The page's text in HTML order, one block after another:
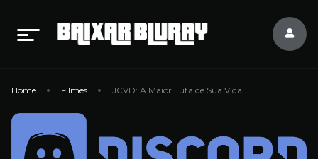
Home Filmes JCVD: A Maior Luta de Sua Vida